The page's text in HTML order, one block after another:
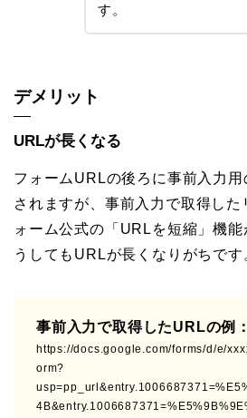
す。
デメリット
URLが長くなる
フォームURLの後ろに事前入力
されますが、事前入力で取得し
ォーム公式の「URLを短縮」機
うしてもURLが長くなりがちです
事前入力で取得したURLの例：
https://docs.google.com/forms/d/e/
orm?